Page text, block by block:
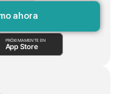
ahora
PRÓXIMAMENTE EN
App Store